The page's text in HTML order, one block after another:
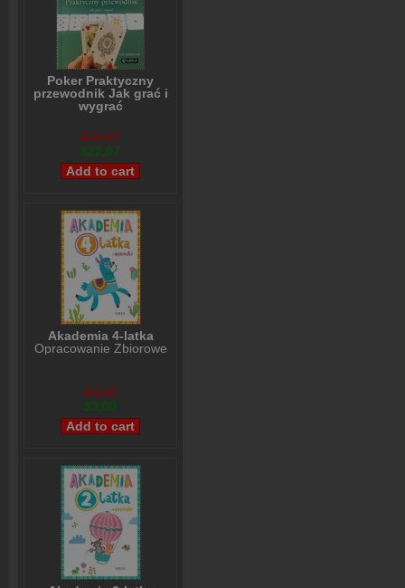
Poker Praktyczny
przewodnik Jak grać i
wygrać
$24,07
$22,07
Akademia 4-latka
Opracowanie Zbiorowe
$4,00
$3,00